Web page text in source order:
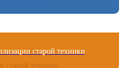
старой техники